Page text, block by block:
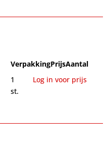
VerpakkingPrijsAantal
1
st.
Log in voor prijs